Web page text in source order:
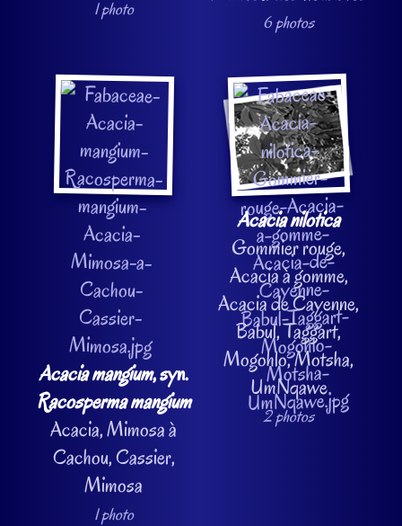
1 photo
6 photos
Acacia mangium, syn.
Racosperma mangium
Acacia, Mimosa à
Cachou, Cassier,
Mimosa
1 photo
Acacia nilotica
Gommier rouge,
Acacia à gomme,
Acacia de Cayenne,
Babul, Taggart,
Mogohlo, Motsha,
UmNqawe
2 photos